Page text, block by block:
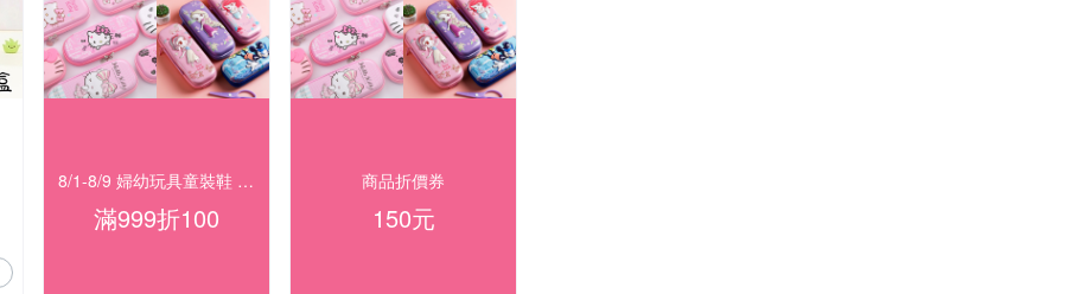
8/1-8/9 婦幼玩具童裝鞋 指定品滿999折100
滿999折100
商品折價券
150元